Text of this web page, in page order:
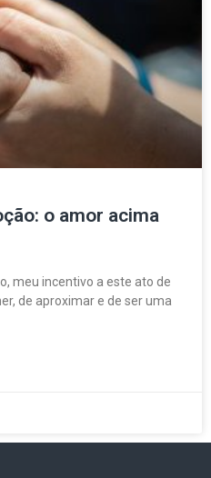
o amor acima
meu incentivo a este ato de
de aproximar e de ser uma